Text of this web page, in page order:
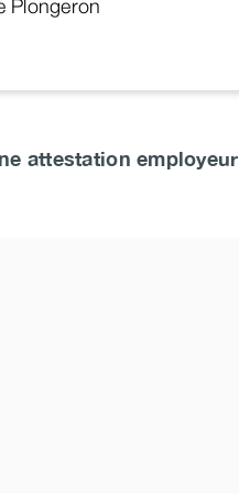
Plongeron
attestation employeur